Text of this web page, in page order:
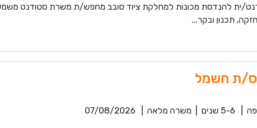
ית להנדסת מכונות למחלקת ציוד סובב מחפש/ת משרת סטודנט
תכנון ובקר...
ת חשמל
5-6 שנים משרה מלאה 07/08/2026